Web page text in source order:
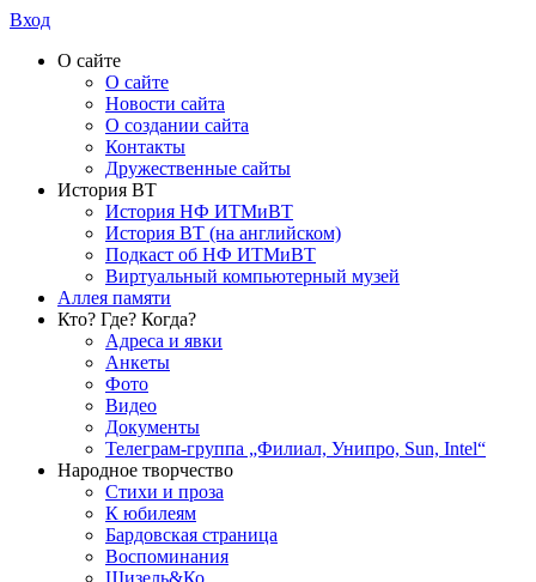
Вход
О сайте
О сайте
Новости сайта
О создании сайта
Контакты
Дружественные сайты
История ВТ
История НФ ИТМиВТ
История ВТ (на английском)
Подкаст об НФ ИТМиВТ
Виртуальный компьютерный музей
Аллея памяти
Кто? Где? Когда?
Адреса и явки
Анкеты
Фото
Видео
Документы
Телеграм-группа „Филиал, Унипро, Sun, Intel“
Народное творчество
Стихи и проза
К юбилеям
Бардовская страница
Воспоминания
Шизель&Ко